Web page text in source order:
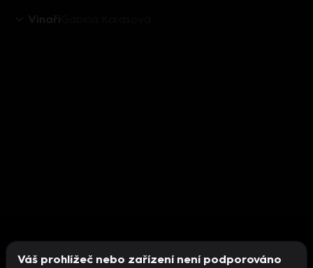
Vinaři
Váš prohlížeč nebo zařízení není podporováno